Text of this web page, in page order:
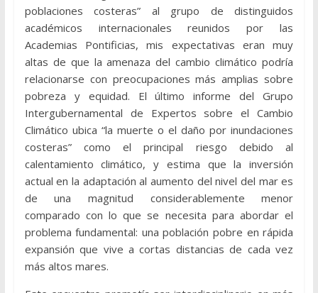
poblaciones costeras” al grupo de distinguidos
académicos internacionales reunidos por las
Academias Pontificias, mis expectativas eran muy
altas de que la amenaza del cambio climático podría
relacionarse con preocupaciones más amplias sobre
pobreza y equidad. El último informe del Grupo
Intergubernamental de Expertos sobre el Cambio
Climático ubica “la muerte o el daño por inundaciones
costeras” como el principal riesgo debido al
calentamiento climático, y estima que la inversión
actual en la adaptación al aumento del nivel del mar es
de una magnitud considerablemente menor
comparado con lo que se necesita para abordar el
problema fundamental: una población pobre en rápida
expansión que vive a cortas distancias de cada vez
más altos mares.